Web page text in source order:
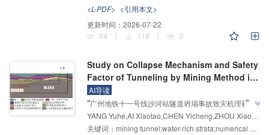
层面临的片帮掉顶、安全性差等问题提供解决方案。
<L-PDF> <引用本文>
更新时间： 2026-07-22
64
| 118 | 0
Study on Collapse Mechanism and Safety
Factor of Tunneling by Mining Method in
Water-rich Strata
AI导读
“广州地铁十一号线沙河站隧道坍塌事故致灾机理获揭
示，"拱顶的高水头差、拱顶围岩强度过低，支护不及
时和作为保护层的微风化含砾粉砂岩厚度不足是沙河站
”
关键词： mining tunnel;water-rich strata;numerical simulation;upper limit method of limit analysis;disaster-causing factors;safety factor